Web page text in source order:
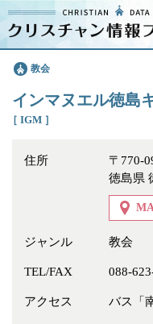
クリスチャン
情報ブックとは
よくあるご質問
教会
教会
インマヌエル徳島
［ IGM ］
住所
〒770-
徳島県
ジャンル 教会
TEL/FAX 088-
アクセス バス「